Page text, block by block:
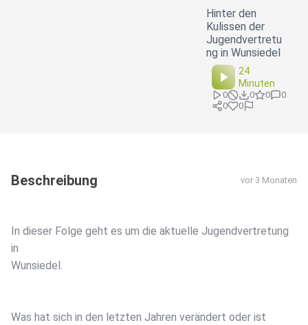
Hinter den
Kulissen der
Jugendvertretu
ng in Wunsiedel
24
Minuten
0 0 0
0
0
0
Beschreibung vor 3 Monaten
In dieser Folge geht es um die aktuelle Jugendvertretung
in
Wunsiedel.
Was hat sich in den letzten Jahren verändert oder ist